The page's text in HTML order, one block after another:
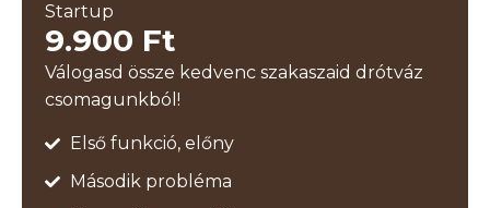
Startup
9.900 Ft
Válogasd össze kedvenc szakaszaid drótváz
csomagunkból!
Első funkció, előny
Második probléma